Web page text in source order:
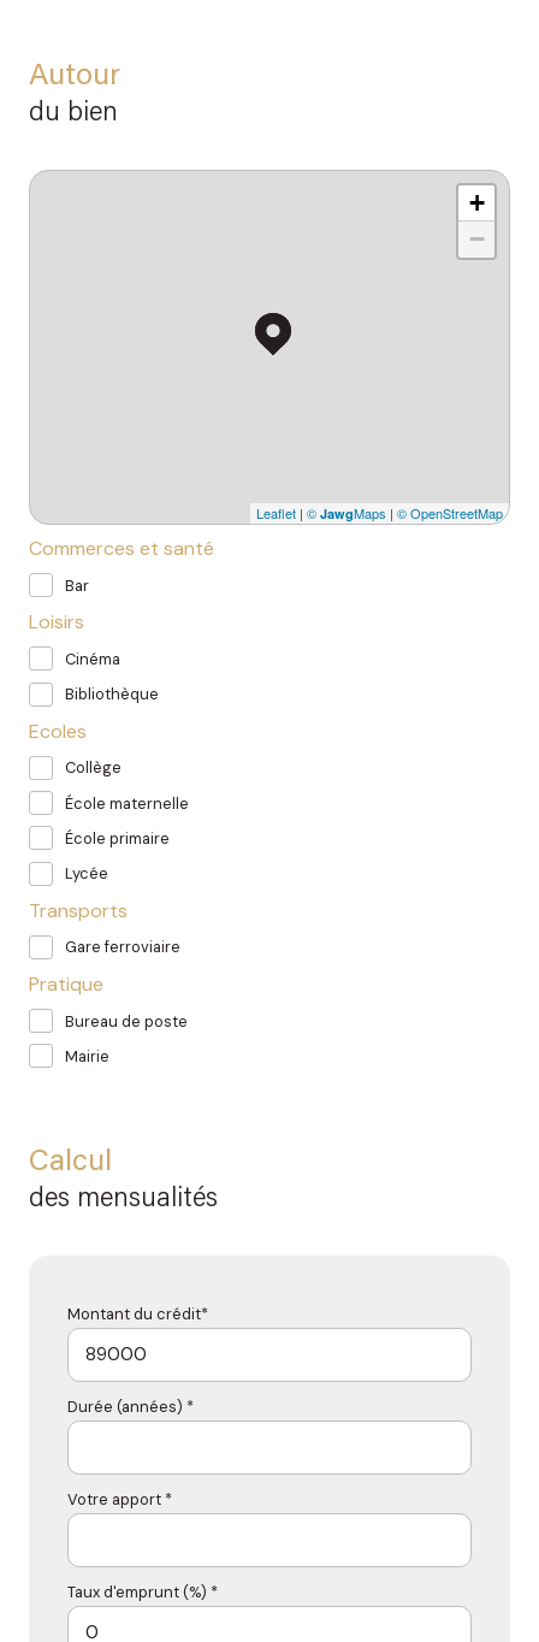
Autour
du bien
+
−
Leaflet | © JawgMaps | © OpenStreetMap
Commerces et santé
Bar
Loisirs
Cinéma
Bibliothèque
Ecoles
Collège
École maternelle
École primaire
Lycée
Transports
Gare ferroviaire
Pratique
Bureau de poste
Mairie
Calcul
des mensualités
Montant du crédit*
Durée (années) *
Votre apport *
Taux d'emprunt (%) *